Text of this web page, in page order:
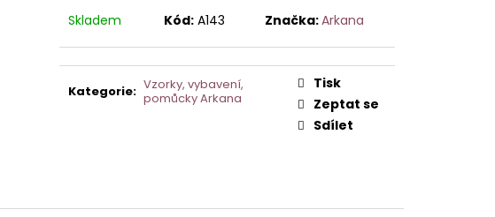
Skladem Kód: A143 Značka:Arkana
Kategorie: Vzorky, vybavení,
pomůcky Arkana
Tisk
Zeptat se
Sdílet
STERILNÍ NÁSTAVCE PRO DERMAPERO
NÁSTAVCE/BBGLOW